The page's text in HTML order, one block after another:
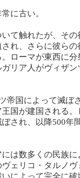
に古い。
て触れたが、そ
れ、さらに彼ら
ローマが東西に
リア人がヴィザ
帝国によって滅ぼ
国が建国される
され、以降500年
は数多くの民族
ェリコ・タルノ